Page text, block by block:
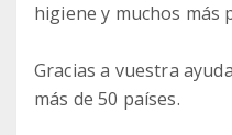
higiene y muchos más
Gracias a vuestra
más de 50 países.